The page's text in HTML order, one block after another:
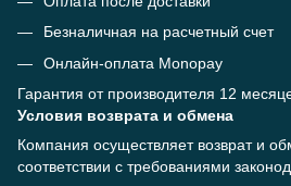
Безналичная на расчетный счет
Онлайн-оплата Monopay
Гарантия от производителя 12
Условия возврата и обмена
Компания осуществляет возврат и
соответствии с требованиями